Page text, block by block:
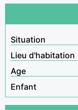
Situation
Lieu d'habitation
Age
Enfant